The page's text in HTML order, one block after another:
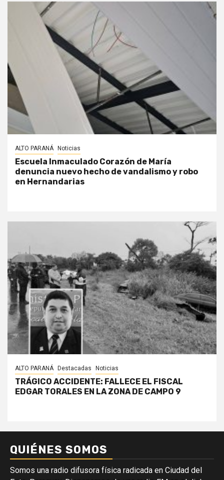
ALTO PARANÁ Noticias
Escuela Inmaculado Corazón de María
denuncia nuevo hecho de vandalismo y robo
en Hernandarias
ALTO PARANÁ Destacadas Noticias
TRÁGICO ACCIDENTE: FALLECE EL FISCAL
EDGAR TORALES EN LA ZONA DE CAMPO 9
QUIÉNES SOMOS
Somos una radio difusora física radicada en Ciudad del